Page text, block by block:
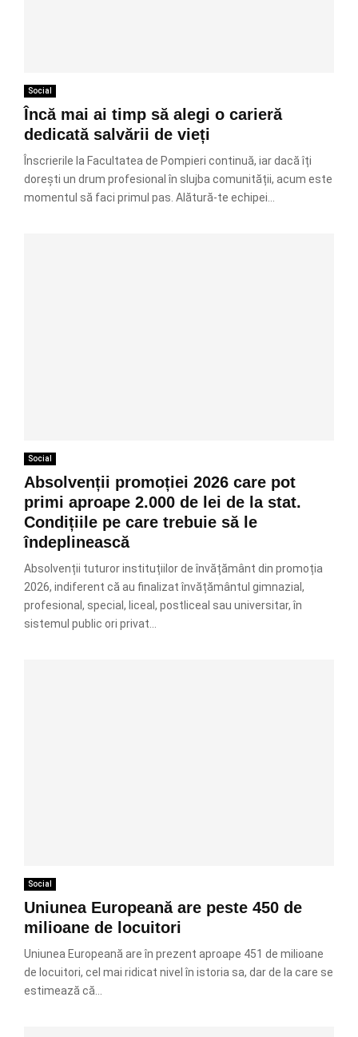
Social
Încă mai ai timp să alegi o carieră
dedicată salvării de vieți
Înscrierile la Facultatea de Pompieri continuă, iar dacă îți
dorești un drum profesional în slujba comunității, acum este
momentul să faci primul pas. Alătură-te echipei...
Social
Absolvenții promoției 2026 care pot
primi aproape 2.000 de lei de la stat.
Condițiile pe care trebuie să le
îndeplinească
Absolvenții tuturor instituțiilor de învățământ din promoția
2026, indiferent că au finalizat învățământul gimnazial,
profesional, special, liceal, postliceal sau universitar, în
sistemul public ori privat...
Social
Uniunea Europeană are peste 450 de
milioane de locuitori
Uniunea Europeană are în prezent aproape 451 de milioane
de locuitori, cel mai ridicat nivel în istoria sa, dar de la care se
estimează că...